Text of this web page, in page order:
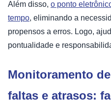
Além disso, o ponto
tempo, eliminando a
propensos a erros. Logo,
pontualidade e
Monitoramento
faltas e atrasos: